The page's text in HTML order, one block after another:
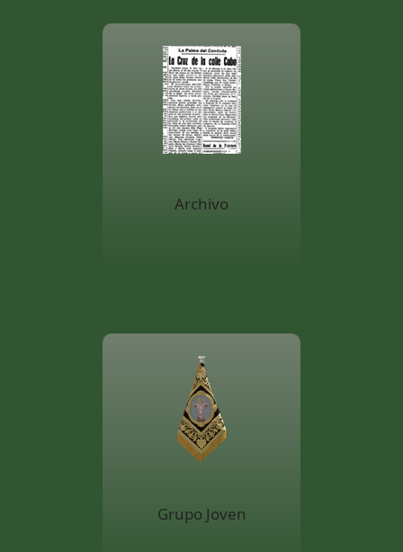
Archivo
Grupo Joven